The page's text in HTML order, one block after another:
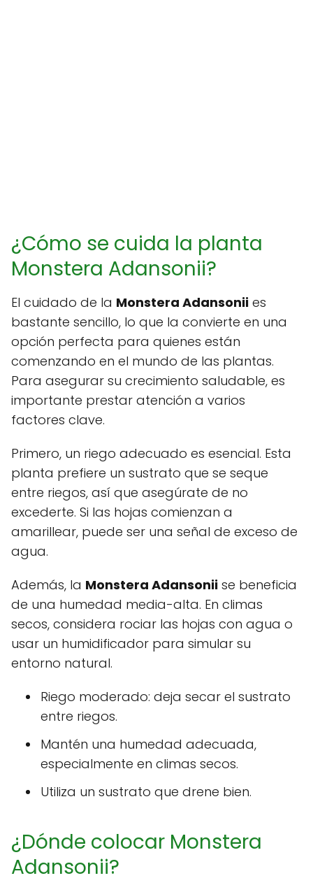
¿Cómo se cuida la planta
Monstera Adansonii?
El cuidado de la Monstera Adansonii es
bastante sencillo, lo que la convierte en una
opción perfecta para quienes están
comenzando en el mundo de las plantas.
Para asegurar su crecimiento saludable, es
importante prestar atención a varios
factores clave.
Primero, un riego adecuado es esencial. Esta
planta prefiere un sustrato que se seque
entre riegos, así que asegúrate de no
excederte. Si las hojas comienzan a
amarillear, puede ser una señal de exceso de
agua.
Además, la Monstera Adansonii se beneficia
de una humedad media-alta. En climas
secos, considera rociar las hojas con agua o
usar un humidificador para simular su
entorno natural.
Riego moderado: deja secar el sustrato
entre riegos.
Mantén una humedad adecuada,
especialmente en climas secos.
Utiliza un sustrato que drene bien.
¿Dónde colocar Monstera
Adansonii?